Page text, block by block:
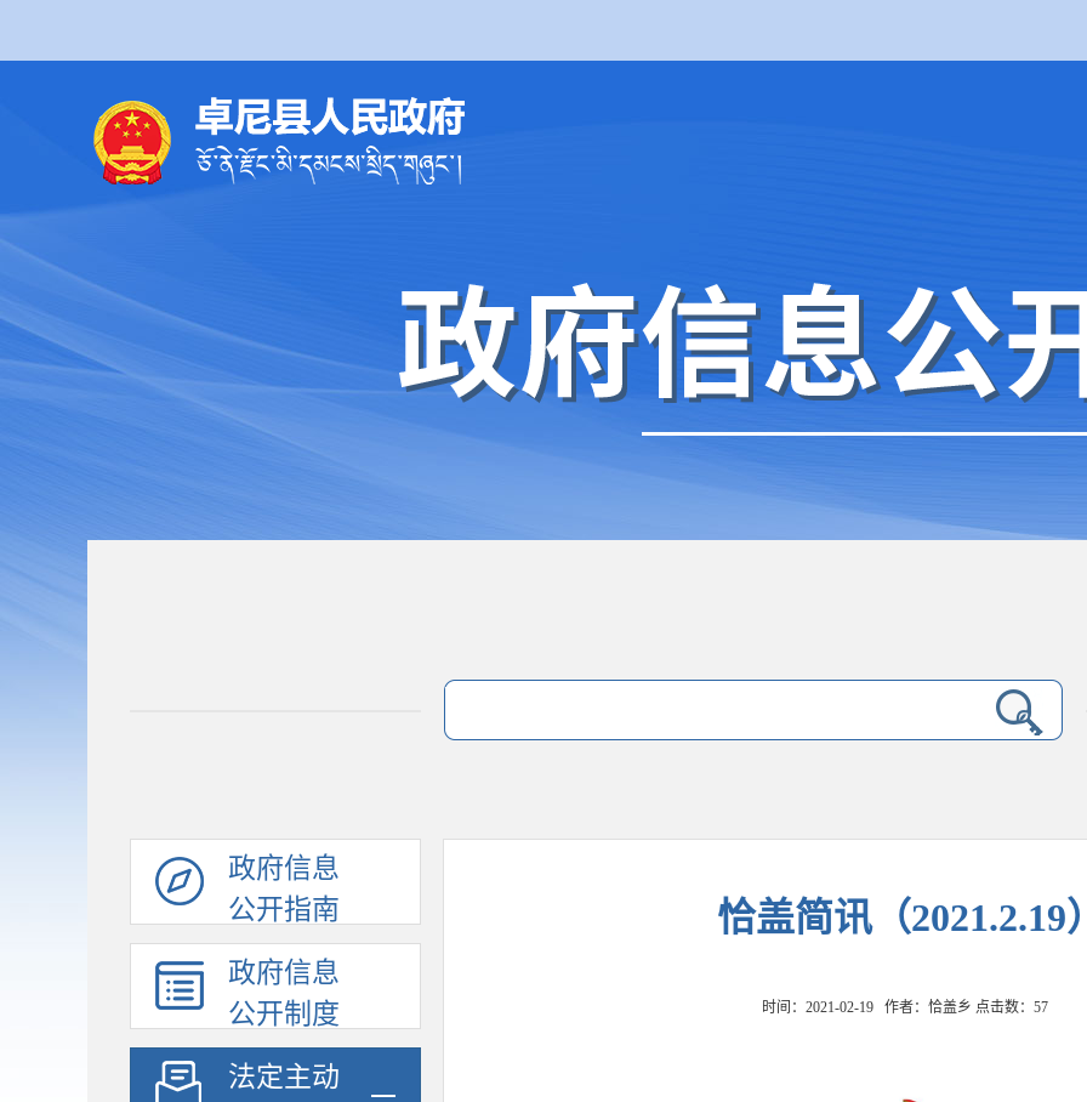
政府信息
公开指南
政府信息
公开制度
法定主动
恰盖简讯（2021.2.19
时间：2021-02-19 作者：恰盖乡 点击数： 57